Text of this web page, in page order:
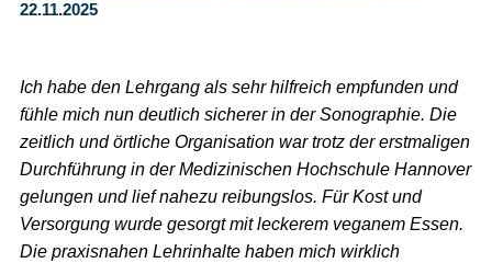
22.11.2025
Ich habe den Lehrgang als sehr hilfreich empfunden und
fühle mich nun deutlich sicherer in der Sonographie. Die
zeitlich und örtliche Organisation war trotz der erstmaligen
Durchführung in der Medizinischen Hochschule Hannover
gelungen und lief nahezu reibungslos. Für Kost und
Versorgung wurde gesorgt mit leckerem veganem Essen.
Die praxisnahen Lehrinhalte haben mich wirklich